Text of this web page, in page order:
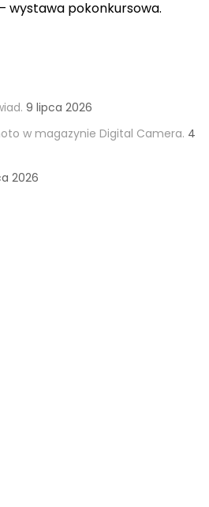
wystawa pokonkursowa.
9 lipca 2026
w magazynie Digital Camera. 4
2026